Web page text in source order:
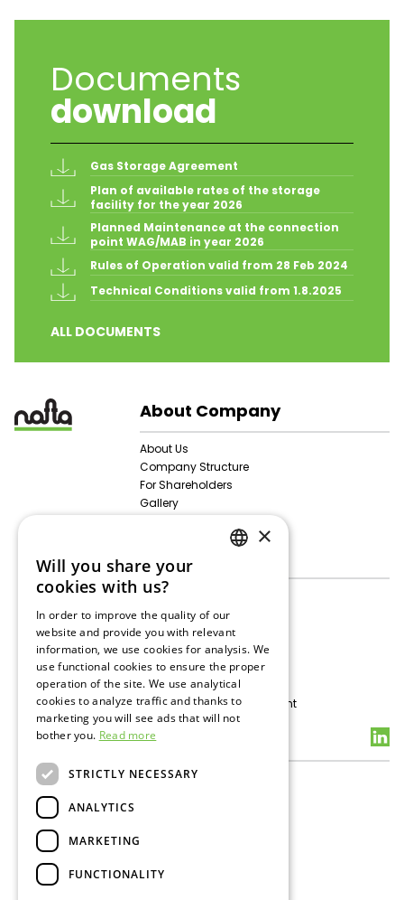
About Company
About Us
Company Structure
For Shareholders
Gallery
Gas Storage
Technical Data
Exploration
Drilling & Workover
Support Services UGS
Support Services E&P
Health, Safety & Environment
Contacts
General Contacts
Impressum
Documents
download
Gas Storage Agreement
Plan of available rates of the storage
facility for the year 2026
Planned Maintenance at the connection
point WAG/MAB in year 2026
Rules of Operation valid from 28 Feb 2024
Technical Conditions valid from 1.8.2025
ALL DOCUMENTS
RUSSIAN
×
Will you share your
cookies with us?
In order to improve the quality of our
website and provide you with relevant
information, we use cookies for analysis. We
use functional cookies to ensure the proper
operation of the site. We use analytical
cookies to analyze traffic and thanks to
marketing you will see ads that will not
bother you. Read more
STRICTLY NECESSARY
ANALYTICS
MARKETING
FUNCTIONALITY